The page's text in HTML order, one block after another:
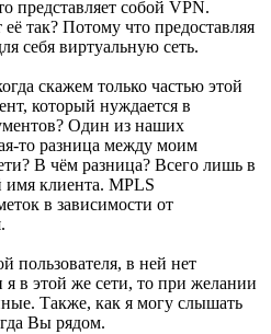
представляет собой VPN.
так? Потому что предоставляя
себя виртуальную сеть.
скажем только частью этой
который нуждается в
Один из наших
то разница между моим
В чём разница? Всего лишь в
клиента. MPLS
в зависимости от
пользователя, в ней нет
в этой же сети, то при желании
Также, как я могу слышать
Вы рядом.